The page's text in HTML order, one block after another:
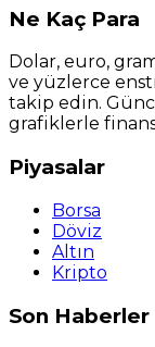
Ne Kaç Para
Dolar, euro,
ve yüzlerce
takip edin.
grafiklerle
Piyasalar
Borsa
Döviz
Altın
Kripto
Son Haberler